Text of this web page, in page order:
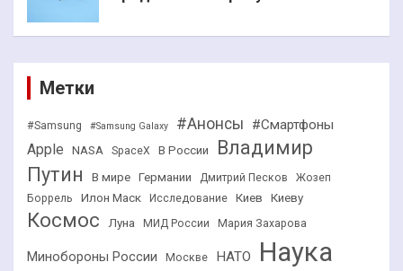
Метки
#Samsung #Samsung Galaxy #Анонсы #Смартфоны
Apple NASA SpaceX В России
Владимир
Путин
В мире Германии Дмитрий Песков
Жозеп
Боррель
Илон Маск Исследование Киев Киеву
Космос Луна МИД России Мария Захарова
Минобороны России Москве НАТО Наука